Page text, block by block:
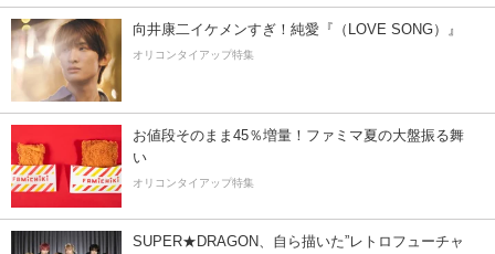
向井康二イケメンすぎ！純愛『（LOVE SONG）』
オリコンタイアップ特集
お値段そのまま45％増量！ファミマ夏の大盤振る舞
い
オリコンタイアップ特集
SUPER★DRAGON、自ら描いた”レトロフューチャ